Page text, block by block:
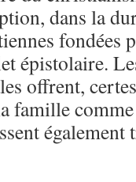
dans la
fondées
épistolaire.
offrent,
famille
également